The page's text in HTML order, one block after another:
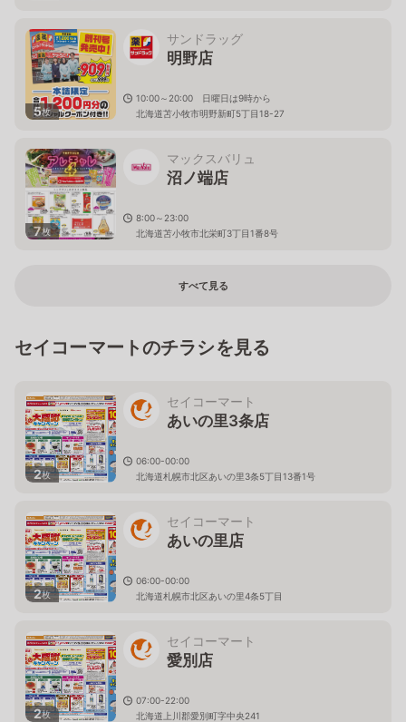
5枚
サンドラッグ
明野店
10:00～20:00 日曜日は9時から
北海道苫小牧市明野新町5丁目18-27
7枚
マックスバリュ
沼ノ端店
8:00～23:00
北海道苫小牧市北栄町3丁目1番8号
すべて見る
セイコーマートのチラシを見る
2枚
セイコーマート
あいの里3条店
06:00-00:00
北海道札幌市北区あいの里3条5丁目13番1号
2枚
セイコーマート
あいの里店
06:00-00:00
北海道札幌市北区あいの里4条5丁目
2枚
セイコーマート
愛別店
07:00-22:00
北海道上川郡愛別町字中央241